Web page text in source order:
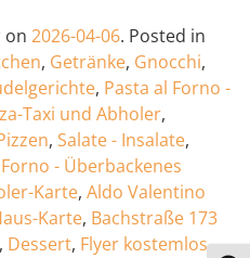
on 2026-04-06. Posted in
, Getränke, Gnocchi,
, Pasta al Forno -
Taxi und Abholer,
, Salate - Insalate,
- Überbackenes
Karte, Aldo Valentino
Karte, Bachstraße 173
, Dessert, Flyer kostemlos